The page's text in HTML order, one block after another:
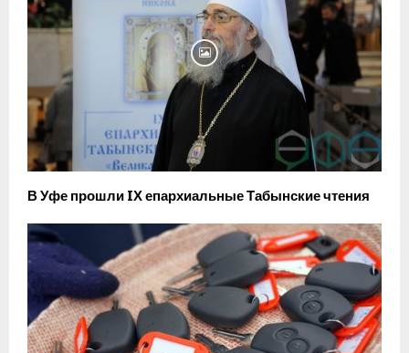
В Уфе прошли IХ епархиальные Табынские чтения